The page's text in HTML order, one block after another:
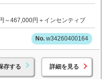
～467,000円＋インセンティブ
w34260400164
存する 詳細を見る